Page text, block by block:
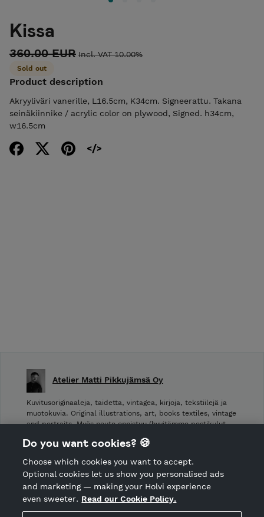
Kissa
360.00 EUR Incl. VAT 10.00%
Sold out
Product description
Akryyliväri vanerille, L16.5cm, K34cm. Signeerattu. Takana
seinäkiinnike / acrylic color on plywood, Signed. h34cm,
w16.5cm
Hosted by Holvi
Atelier Matti Pikkujämsä Oy
Kuvitusoriginaaleja, taidetta, vintagea, kirjoja, tekstiilejä ja
muotokuvia. Original illustrations, art, books textiles, vintage
and portraits. Myös nouto onnistuu (hyvitämme postikulut
CANCEL ORDER
Do you want cookies? 🍪
Choose which cookies you want to accept.
Optional cookies let us show you personalised ads
and marketing — making your Holvi experience
even sweeter. Read our Cookie Policy.